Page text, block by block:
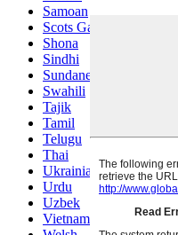
Samoan
Scots Gaelic
Shona
Sindhi
Sundanese
Swahili
Tajik
Tamil
Telugu
Thai
Ukrainian
Urdu
Uzbek
Vietnamese